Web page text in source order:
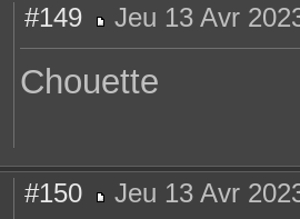
#149
e
s
a
Jeu 13 Avr
Chouette
#150 Jeu 13 Avr